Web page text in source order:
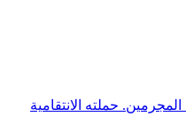
حملته الانتقامية